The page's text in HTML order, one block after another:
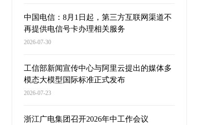
中国电信：8月1日起，第三方互联网渠道不
再提供电信号卡办理相关服务
2026-07-30
工信部新闻宣传中心与阿里云提出的媒体多
模态大模型国际标准正式发布
2026-07-23
浙江广电集团召开2026年中工作会议